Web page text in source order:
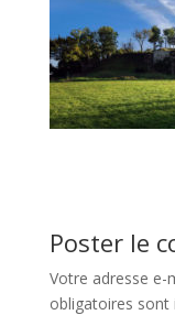
Poster le
Votre adresse e-
obligatoires sont